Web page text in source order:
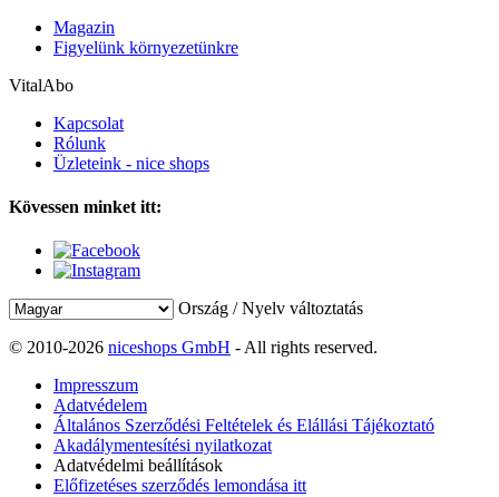
Magazin
Figyelünk környezetünkre
VitalAbo
Kapcsolat
Rólunk
Üzleteink - nice shops
Kövessen minket itt:
Ország / Nyelv változtatás
© 2010-2026 niceshops GmbH - All rights reserved.
Impresszum
Adatvédelem
Általános Szerződési Feltételek és Elállási Tájékoztató
Akadálymentesítési nyilatkozat
Adatvédelmi beállítások
Előfizetéses szerződés lemondása itt